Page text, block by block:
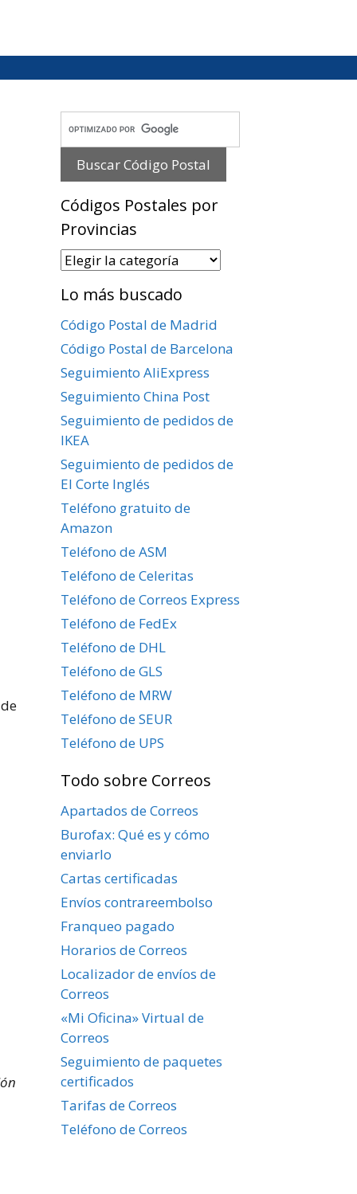
Códigos Postales por
Provincias
Códigos
por
Provincias
Lo más buscado
Código Postal de Madrid
Código Postal de Barcelona
Seguimiento AliExpress
Seguimiento China Post
Seguimiento de pedidos de
IKEA
Seguimiento de pedidos de
El Corte Inglés
Teléfono gratuito de
Amazon
Teléfono de ASM
Teléfono de Celeritas
Teléfono de Correos Express
Teléfono de FedEx
Teléfono de DHL
Teléfono de GLS
Teléfono de MRW
Teléfono de SEUR
Teléfono de UPS
Todo sobre Correos
Apartados de Correos
Burofax: Qué es y cómo
enviarlo
Cartas certificadas
Envíos contrareembolso
Franqueo pagado
Horarios de Correos
Localizador de envíos de
Correos
«Mi Oficina» Virtual de
Correos
Seguimiento de paquetes
certificados
Tarifas de Correos
Teléfono de Correos